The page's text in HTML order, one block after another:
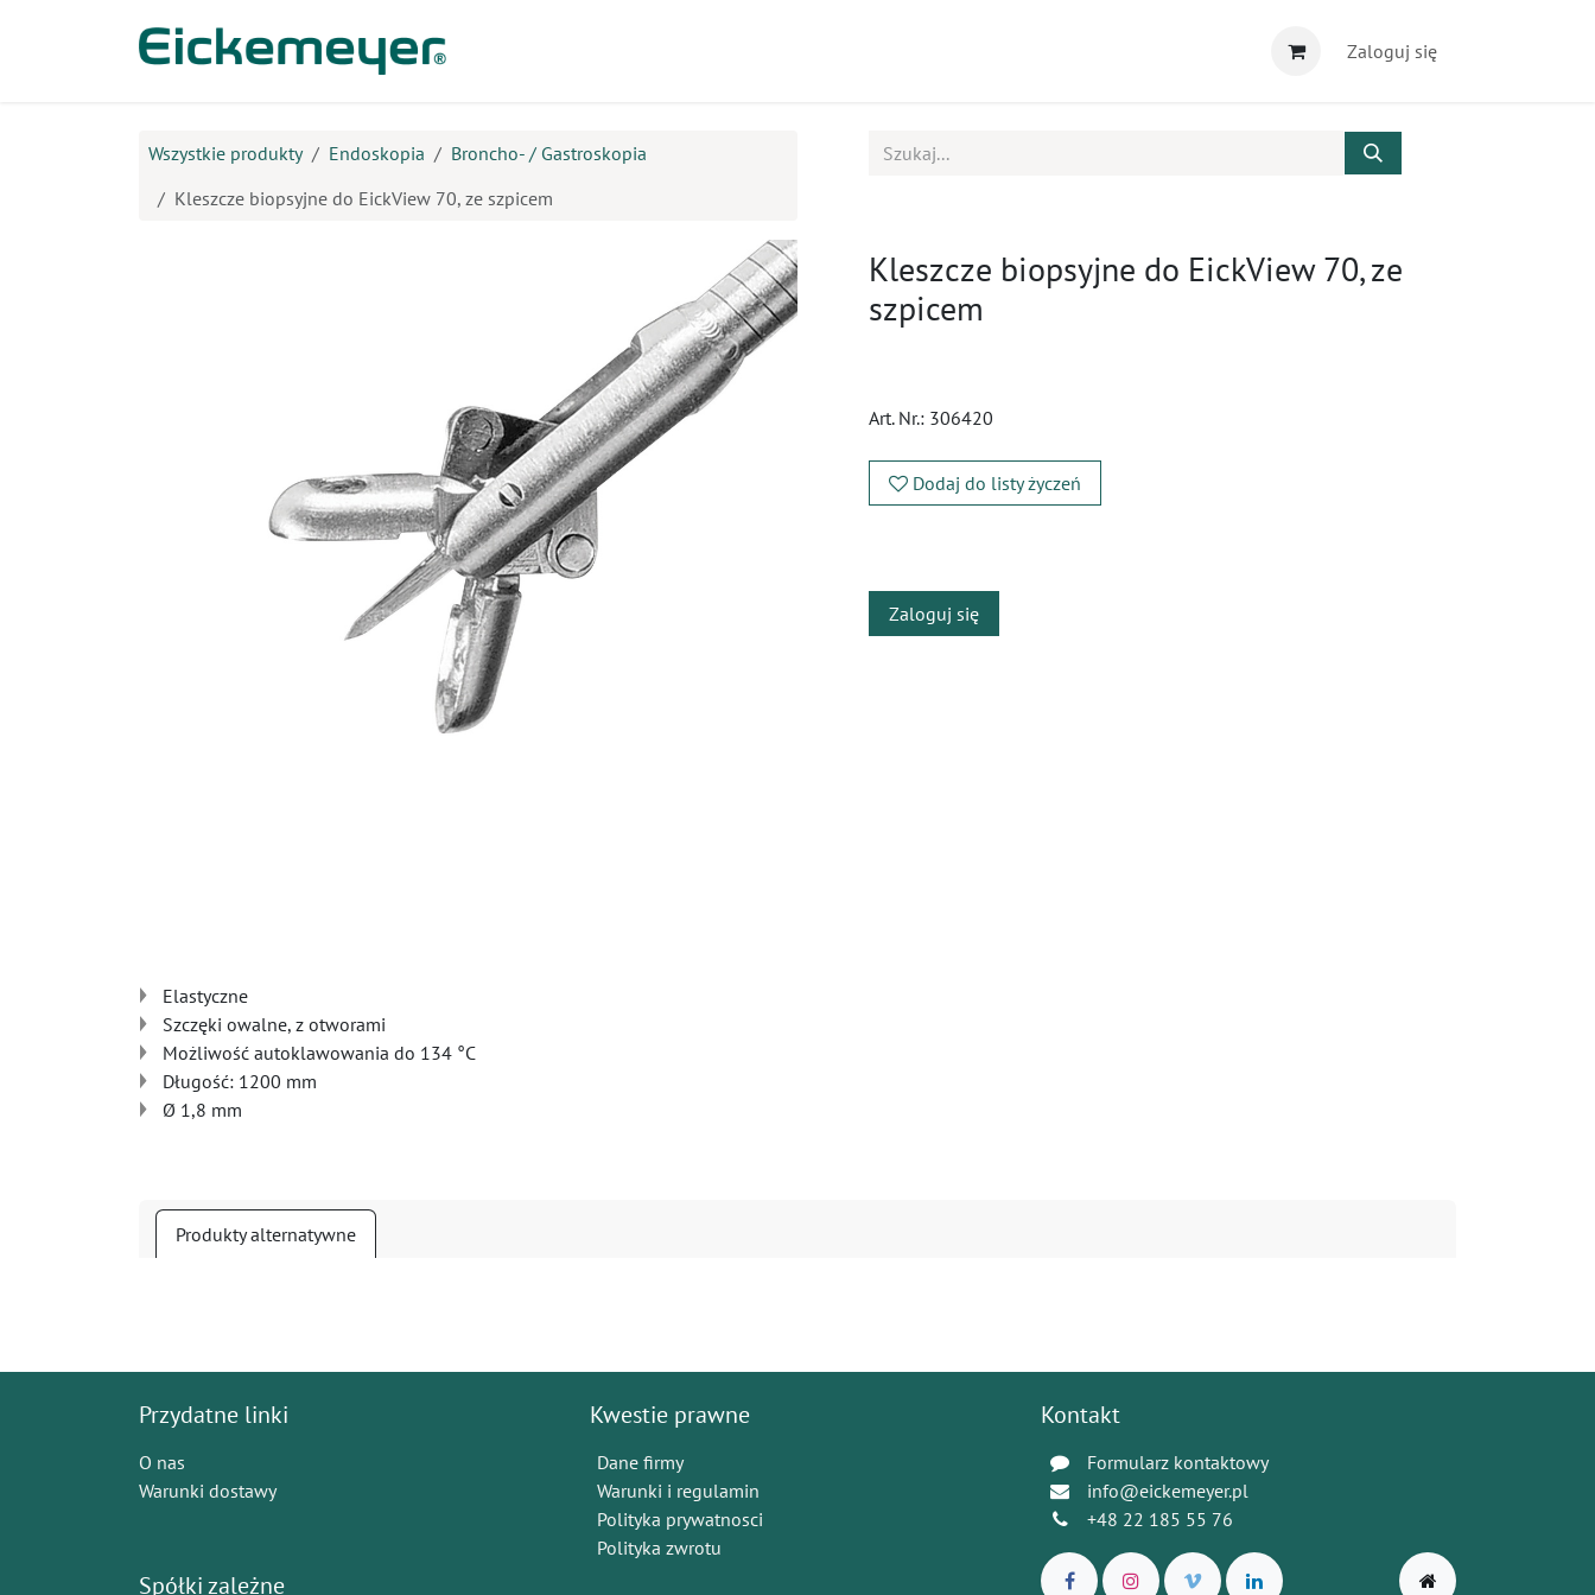
Zaloguj się
Wszystkie produkty Endoskopia
Broncho- / Gastroskopia
Kleszcze biopsyjne do EickView 70, ze szpicem
Kleszcze biopsyjne do EickView 70, ze
szpicem
Art. Nr.: 306420
Dodaj do listy życzeń
Zaloguj się
Elastyczne
Szczęki owalne, z otworami
Możliwość autoklawowania do 134 °C
Długość: 1200 mm
Ø 1,8 mm
Produkty alternatywne
Przydatne linki
O nas
Warunki dostawy
Spółki zależne
Kwestie prawne
Dane firmy
Warunki i regulamin
Polityka prywatnosci
Polityka zwrotu
Kontakt
Formularz kontaktowy
info@eickemeyer.pl
+48 22 185 55 76